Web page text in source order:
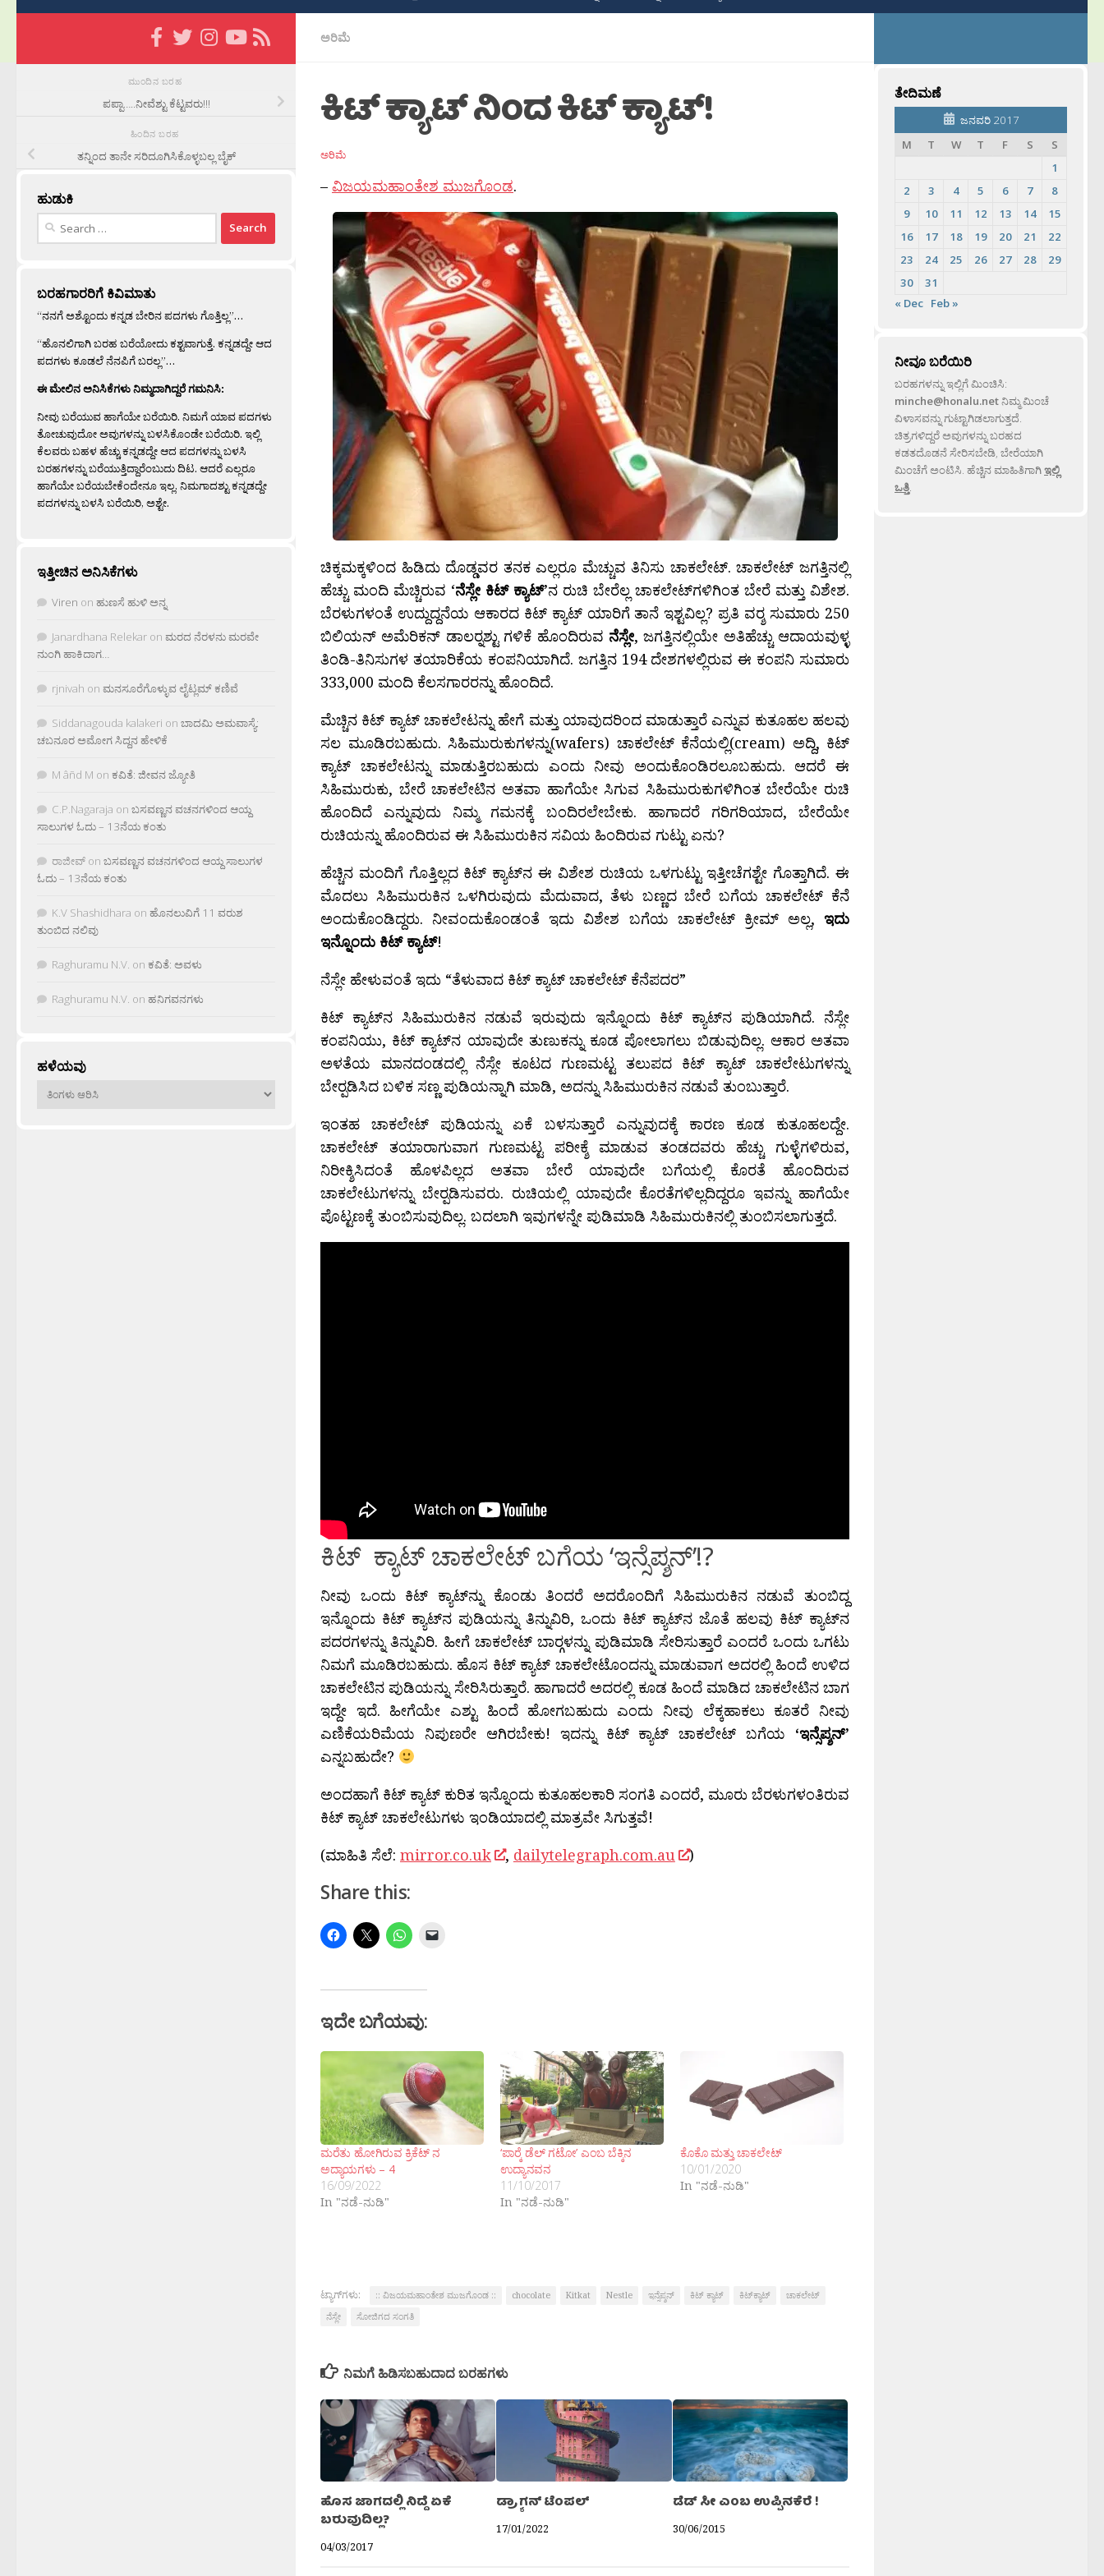
ಅರಿಮೆ
ಕಿಟ್‍ ಕ್ಯಾಟ್‍‍ ನಿಂದ ಕಿಟ್‍ ಕ್ಯಾಟ್!
ಅರಿಮೆ
– ವಿಜಯಮಹಾಂತೇಶ ಮುಜಗೊಂಡ.
ಚಿಕ್ಕಮಕ್ಕಳಿಂದ ಹಿಡಿದು ದೊಡ್ಡವರ ತನಕ ಎಲ್ಲರೂ ಮೆಚ್ಚುವ ತಿನಿಸು ಚಾಕಲೇಟ್. ಚಾಕಲೇಟ್‍ ಜಗತ್ತಿನಲ್ಲಿ
ಹೆಚ್ಚು ಮಂದಿ ಮೆಚ್ಚಿರುವ ‘ನೆಸ್ಲೇ ಕಿಟ್‍ ಕ್ಯಾಟ್‍’ನ ರುಚಿ ಬೇರೆಲ್ಲ ಚಾಕಲೇಟ್‍‍ಗಳಿಗಿಂತ ಬೇರೆ ಮತ್ತು ವಿಶೇಶ.
ಬೆರಳುಗಳಂತೆ ಉದ್ದುದ್ದನೆಯ ಆಕಾರದ ಕಿಟ್‍ ಕ್ಯಾಟ್ ಯಾರಿಗೆ ತಾನೆ ಇಶ್ಟವಿಲ್ಲ? ಪ್ರತಿ ವರ‍್ಶ ಸುಮಾರು 250
ಬಿಲಿಯನ್ ಅಮೆರಿಕನ್ ಡಾಲರ್‍ನಶ್ಟು ಗಳಿಕೆ ಹೊಂದಿರುವ ನೆಸ್ಲೇ, ಜಗತ್ತಿನಲ್ಲಿಯೇ ಅತಿಹೆಚ್ಚು ಆದಾಯವುಳ್ಳ
ತಿಂಡಿ-ತಿನಿಸುಗಳ ತಯಾರಿಕೆಯ ಕಂಪನಿಯಾಗಿದೆ. ಜಗತ್ತಿನ 194 ದೇಶಗಳಲ್ಲಿರುವ ಈ ಕಂಪನಿ ಸುಮಾರು
333,000 ಮಂದಿ ಕೆಲಸಗಾರರನ್ನು ಹೊಂದಿದೆ.
ಮೆಚ್ಚಿನ ಕಿಟ್‍ ಕ್ಯಾಟ್ ಚಾಕಲೇಟನ್ನು ಹೇಗೆ ಮತ್ತು ಯಾವುದರಿಂದ ಮಾಡುತ್ತಾರೆ ಎನ್ನುವ ಕುತೂಹಲ ಹಲವು
ಸಲ ಮೂಡಿರಬಹುದು. ಸಿಹಿಮುರುಕುಗಳನ್ನು(wafers) ಚಾಕಲೇಟ್ ಕೆನೆಯಲ್ಲಿ(cream) ಅದ್ದಿ, ಕಿಟ್‍
ಕ್ಯಾಟ್ ಚಾಕಲೇಟನ್ನು ಮಾಡುತ್ತಿರಬಹುದು ಎಂದು ನೀವು ಅಂದುಕೊಂಡಿರಲೂಬಹುದು. ಆದರೆ ಈ
ಸಿಹಿಮುರುಕು, ಬೇರೆ ಚಾಕಲೇಟಿನ ಅತವಾ ಹಾಗೆಯೇ ಸಿಗುವ ಸಿಹಿಮುರುಕುಗಳಿಗಿಂತ ಬೇರೆಯೇ ರುಚಿ
ಹೊಂದಿದೆ ಎನ್ನುವುದು ನಿಮ್ಮ ಗಮನಕ್ಕೆ ಬಂದಿರಲೇಬೇಕು. ಹಾಗಾದರೆ ಗರಿಗರಿಯಾದ, ಬೇರೆಯೇ
ರುಚಿಯನ್ನು ಹೊಂದಿರುವ ಈ ಸಿಹಿಮುರುಕಿನ ಸವಿಯ ಹಿಂದಿರುವ ಗುಟ್ಟು ಏನು?
ಹೆಚ್ಚಿನ ಮಂದಿಗೆ ಗೊತ್ತಿಲ್ಲದ ಕಿಟ್‍ ಕ್ಯಾಟ್‍ನ ಈ ವಿಶೇಶ ರುಚಿಯ ಒಳಗುಟ್ಟು ಇತ್ತೀಚೆಗಶ್ಟೇ ಗೊತ್ತಾಗಿದೆ. ಈ
ಮೊದಲು ಸಿಹಿಮುರುಕಿನ ಒಳಗಿರುವುದು ಮೆದುವಾದ, ತೆಳು ಬಣ್ಣದ ಬೇರೆ ಬಗೆಯ ಚಾಕಲೇಟ್ ಕೆನೆ
ಅಂದುಕೊಂಡಿದ್ದರು. ನೀವಂದುಕೊಂಡಂತೆ ಇದು ವಿಶೇಶ ಬಗೆಯ ಚಾಕಲೇಟ್ ಕ್ರೀಮ್ ಅಲ್ಲ, ಇದು
ಇನ್ನೊಂದು ಕಿಟ್‍ ಕ್ಯಾಟ್!
ನೆಸ್ಲೇ ಹೇಳುವಂತೆ ಇದು “ತೆಳುವಾದ ಕಿಟ್‍ ಕ್ಯಾಟ್ ಚಾಕಲೇಟ್ ಕೆನೆಪದರ”
ಕಿಟ್‍ ಕ್ಯಾಟ್‍ನ ಸಿಹಿಮುರುಕಿನ ನಡುವೆ ಇರುವುದು ಇನ್ನೊಂದು ಕಿಟ್‍ ಕ್ಯಾಟ್‍ನ ಪುಡಿಯಾಗಿದೆ. ನೆಸ್ಲೇ
ಕಂಪನಿಯು, ಕಿಟ್‍ ಕ್ಯಾಟ್‍ನ ಯಾವುದೇ ತುಣುಕನ್ನು ಕೂಡ ಪೋಲಾಗಲು ಬಿಡುವುದಿಲ್ಲ. ಆಕಾರ ಅತವಾ
ಅಳತೆಯ ಮಾನದಂಡದಲ್ಲಿ ನೆಸ್ಲೇ ಕೂಟದ ಗುಣಮಟ್ಟ ತಲುಪದ ಕಿಟ್‍ ಕ್ಯಾಟ್‍ ಚಾಕಲೇಟುಗಳನ್ನು
ಬೇರ್‍ಪಡಿಸಿದ ಬಳಿಕ ಸಣ್ಣ ಪುಡಿಯನ್ನಾಗಿ ಮಾಡಿ, ಅದನ್ನು ಸಿಹಿಮುರುಕಿನ ನಡುವೆ ತುಂಬುತ್ತಾರೆ.
ಇಂತಹ ಚಾಕಲೇಟ್ ಪುಡಿಯನ್ನು ಏಕೆ ಬಳಸುತ್ತಾರೆ ಎನ್ನುವುದಕ್ಕೆ ಕಾರಣ ಕೂಡ ಕುತೂಹಲದ್ದೇ.
ಚಾಕಲೇಟ್ ತಯಾರಾಗುವಾಗ ಗುಣಮಟ್ಟ ಪರೀಕ್ಶೆ ಮಾಡುವ ತಂಡದವರು ಹೆಚ್ಚು ಗುಳ್ಳೆಗಳಿರುವ,
ನಿರೀಕ್ಶಿಸಿದಂತೆ ಹೊಳಪಿಲ್ಲದ ಅತವಾ ಬೇರೆ ಯಾವುದೇ ಬಗೆಯಲ್ಲಿ ಕೊರತೆ ಹೊಂದಿರುವ
ಚಾಕಲೇಟುಗಳನ್ನು ಬೇರ‍್ಪಡಿಸುವರು. ರುಚಿಯಲ್ಲಿ ಯಾವುದೇ ಕೊರತೆಗಳಿಲ್ಲದಿದ್ದರೂ ಇವನ್ನು ಹಾಗೆಯೇ
ಪೊಟ್ಟಣಕ್ಕೆ ತುಂಬಿಸುವುದಿಲ್ಲ. ಬದಲಾಗಿ ಇವುಗಳನ್ನೇ ಪುಡಿಮಾಡಿ ಸಿಹಿಮುರುಕಿನಲ್ಲಿ ತುಂಬಿಸಲಾಗುತ್ತದೆ.
ಕಿಟ್‍ ಕ್ಯಾಟ್ ಚಾಕಲೇಟ್ ಬಗೆಯ ‘ಇನ್ಸೆಪ್ಶನ್’!?
ನೀವು ಒಂದು ಕಿಟ್‍ ಕ್ಯಾಟ್‍ನ್ನು ಕೊಂಡು ತಿಂದರೆ ಅದರೊಂದಿಗೆ ಸಿಹಿಮುರುಕಿನ ನಡುವೆ ತುಂಬಿದ್ದ
ಇನ್ನೊಂದು ಕಿಟ್‍ ಕ್ಯಾಟ್‍ನ ಪುಡಿಯನ್ನು ತಿನ್ನುವಿರಿ, ಒಂದು ಕಿಟ್‍ ಕ್ಯಾಟ್‍ನ ಜೊತೆ ಹಲವು ಕಿಟ್‍ ಕ್ಯಾಟ್‍ನ
ಪದರಗಳನ್ನು ತಿನ್ನುವಿರಿ. ಹೀಗೆ ಚಾಕಲೇಟ್ ಬಾರ್‍ಗಳನ್ನು ಪುಡಿಮಾಡಿ ಸೇರಿಸುತ್ತಾರೆ ಎಂದರೆ ಒಂದು ಒಗಟು
ನಿಮಗೆ ಮೂಡಿರಬಹುದು. ಹೊಸ ಕಿಟ್‍ ಕ್ಯಾಟ್ ಚಾಕಲೇಟೊಂದನ್ನು ಮಾಡುವಾಗ ಅದರಲ್ಲಿ ಹಿಂದೆ ಉಳಿದ
ಚಾಕಲೇಟಿನ ಪುಡಿಯನ್ನು ಸೇರಿಸಿರುತ್ತಾರೆ. ಹಾಗಾದರೆ ಅದರಲ್ಲಿ ಕೂಡ ಹಿಂದೆ ಮಾಡಿದ ಚಾಕಲೇಟಿನ ಬಾಗ
ಇದ್ದೇ ಇದೆ. ಹೀಗೆಯೇ ಎಶ್ಟು ಹಿಂದೆ ಹೋಗಬಹುದು ಎಂದು ನೀವು ಲೆಕ್ಕಹಾಕಲು ಕೂತರೆ ನೀವು
ಎಣಿಕೆಯರಿಮೆಯ ನಿಪುಣರೇ ಆಗಿರಬೇಕು! ಇದನ್ನು ಕಿಟ್‍ ಕ್ಯಾಟ್ ಚಾಕಲೇಟ್ ಬಗೆಯ ‘ಇನ್ಸೆಪ್ಶನ್’
ಎನ್ನಬಹುದೇ?
ಅಂದಹಾಗೆ ಕಿಟ್‍ ಕ್ಯಾಟ್ ಕುರಿತ ಇನ್ನೊಂದು ಕುತೂಹಲಕಾರಿ ಸಂಗತಿ ಎಂದರೆ, ಮೂರು ಬೆರಳುಗಳಂತಿರುವ
ಕಿಟ್‍ ಕ್ಯಾಟ್ ಚಾಕಲೇಟುಗಳು ಇಂಡಿಯಾದಲ್ಲಿ ಮಾತ್ರವೇ ಸಿಗುತ್ತವೆ!
(ಮಾಹಿತಿ ಸೆಲೆ: mirror.co.uk , dailytelegraph.com.au )
Share this:
ಇದೇ ಬಗೆಯವು:
ಮರೆತು ಹೋಗಿರುವ ಕ್ರಿಕೆಟ್ ನ
ಅದ್ಯಾಯಗಳು – 4
16/09/2022
In "ನಡೆ-ನುಡಿ"
‘ಪಾರ‍್ಕೆ ಡೆಲ್ ಗಟೋ’ ಎಂಬ ಬೆಕ್ಕಿನ
ಉದ್ಯಾನವನ
11/10/2017
In "ನಡೆ-ನುಡಿ"
ಕೊಕೊ ಮತ್ತು ಚಾಕಲೇಟ್
10/01/2020
In "ನಡೆ-ನುಡಿ"
ಟ್ಯಾಗ್‌ಗಳು: :: ವಿಜಯಮಹಾಂತೇಶ ಮುಜಗೊಂಡ :: chocolate Kitkat Nestle ಇನ್ಸೆಪ್ಶನ್ ಕಿಟ್‍ ಕ್ಯಾಟ್‍ ಕಿಟ್‍ಕ್ಯಾಟ್‍
ಚಾಕಲೇಟ್
ನೆಸ್ಲೇ
ಸೋಜಿಗದ ಸಂಗತಿ
ನಿಮಗೆ ಹಿಡಿಸಬಹುದಾದ ಬರಹಗಳು
ಹೊಸ ಜಾಗದಲ್ಲಿ ನಿದ್ದೆ ಏಕೆ
ಬರುವುದಿಲ್ಲ?
04/03/2017
ಡ್ರ‍್ಯಾಗನ್ ಟೆಂಪಲ್
17/01/2022
ಡೆಡ್ ಸೀ ಎಂಬ ಉಪ್ಪಿನಕೆರೆ !
30/06/2015
ಮುಂದಿನ ಬರಹ
ಪಪ್ಪಾ…..ನೀವೆಶ್ಟು ಕೆಟ್ಟವರು!!!
ಹಿಂದಿನ ಬರಹ
ತನ್ನಿಂದ ತಾನೇ ಸರಿದೂಗಿಸಿಕೊಳ್ಳಬಲ್ಲ ಬೈಕ್
ಹುಡುಕಿ
Search
ಬರಹಗಾರರಿಗೆ ಕಿವಿಮಾತು
“ನನಗೆ ಅಶ್ಟೊಂದು ಕನ್ನಡ ಬೇರಿನ ಪದಗಳು ಗೊತ್ತಿಲ್ಲ”…
“ಹೊನಲಿಗಾಗಿ ಬರಹ ಬರೆಯೋದು ಕಶ್ಟವಾಗುತ್ತೆ. ಕನ್ನಡದ್ದೇ ಆದ
ಪದಗಳು ಕೂಡಲೆ ನೆನಪಿಗೆ ಬರಲ್ಲ”…
ಈ ಮೇಲಿನ ಅನಿಸಿಕೆಗಳು ನಿಮ್ಮದಾಗಿದ್ದರೆ ಗಮನಿಸಿ:
ನೀವು ಬರೆಯುವ ಹಾಗೆಯೇ ಬರೆಯಿರಿ. ನಿಮಗೆ ಯಾವ ಪದಗಳು
ತೋಚುವುದೋ ಅವುಗಳನ್ನು ಬಳಸಿಕೊಂಡೇ ಬರೆಯಿರಿ. ಇಲ್ಲಿ
ಕೆಲವರು ಬಹಳ ಹೆಚ್ಚು ಕನ್ನಡದ್ದೇ ಆದ ಪದಗಳನ್ನು ಬಳಸಿ
ಬರಹಗಳನ್ನು ಬರೆಯುತ್ತಿದ್ದಾರೆಂಬುದು ದಿಟ. ಆದರೆ ಎಲ್ಲರೂ
ಹಾಗೆಯೇ ಬರೆಯಬೇಕೆಂದೇನೂ ಇಲ್ಲ. ನಿಮಗಾದಶ್ಟು ಕನ್ನಡದ್ದೇ
ಪದಗಳನ್ನು ಬಳಸಿ ಬರೆಯಿರಿ, ಅಶ್ಟೇ.
ಇತ್ತೀಚಿನ ಅನಿಸಿಕೆಗಳು
Viren on ಹುಣಸೆ ಹುಳಿ ಅನ್ನ
Janardhana Relekar on ಮರದ ನೆರಳನು ಮರವೇ
ನುಂಗಿ ಹಾಕಿದಾಗ…
rjnivah on ಮನಸೂರೆಗೊಳ್ಳುವ ಲೈಟ್ಲಮ್ ಕಣಿವೆ
Siddanagouda kalakeri on ಬಾದಮಿ ಅಮವಾಸ್ಯೆ:
ಚಬನೂರ ಅಮೋಗ ಸಿದ್ದನ ಹೇಳಿಕೆ
M âñd M on ಕವಿತೆ: ಜೀವನ ಜ್ಯೋತಿ
C.P.Nagaraja on ಬಸವಣ್ಣನ ವಚನಗಳಿಂದ ಆಯ್ದ
ಸಾಲುಗಳ ಓದು – 13ನೆಯ ಕಂತು
ರಾಜೀವ್ on ಬಸವಣ್ಣನ ವಚನಗಳಿಂದ ಆಯ್ದ ಸಾಲುಗಳ
ಓದು – 13ನೆಯ ಕಂತು
K.V Shashidhara on ಹೊನಲುವಿಗೆ 11 ವರುಶ
ತುಂಬಿದ ನಲಿವು
Raghuramu N.V. on ಕವಿತೆ: ಅವಳು
Raghuramu N.V. on ಹನಿಗವನಗಳು
ಹಳೆಯವು
ಹಳೆಯವು
ತೇದಿಮಣೆ
ಜನವರಿ 2017
M
T W T F S
S
1
2
3 4 5 6 7
8
9
10 11 12 13 14
15
16
17 18 19 20 21
22
23
24 25 26 27 28
29
30
31
« Dec Feb »
ನೀವೂ ಬರೆಯಿರಿ
ಬರಹಗಳನ್ನು ಇಲ್ಲಿಗೆ ಮಿಂಚಿಸಿ:
minche@honalu.netನಿಮ್ಮ ಮಿಂಚೆ
ವಿಳಾಸವನ್ನು ಗುಟ್ಟಾಗಿಡಲಾಗುತ್ತದೆ.
ಚಿತ್ರಗಳಿದ್ದರೆ ಅವುಗಳನ್ನು ಬರಹದ
ಕಡತದೊಡನೆ ಸೇರಿಸಬೇಡಿ, ಬೇರೆಯಾಗಿ
ಮಿಂಚೆಗೆ ಅಂಟಿಸಿ. ಹೆಚ್ಚಿನ ಮಾಹಿತಿಗಾಗಿಇಲ್ಲಿ
ಒತ್ತಿ.